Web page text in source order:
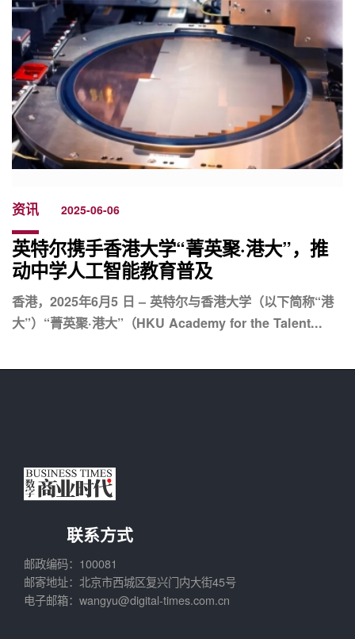
资讯 2025-06-06
英特尔携手香港大学“菁英聚·港大”，推
动中学人工智能教育普及
香港，2025年6月5 日 – 英特尔与香港大学（以下简称“港
大”）“菁英聚·港大”（HKU Academy for the Talent...
联系方式
邮政编码：100081
邮寄地址：北京市西城区复兴门内大街45号
电子邮箱：wangyu@digital-times.com.cn